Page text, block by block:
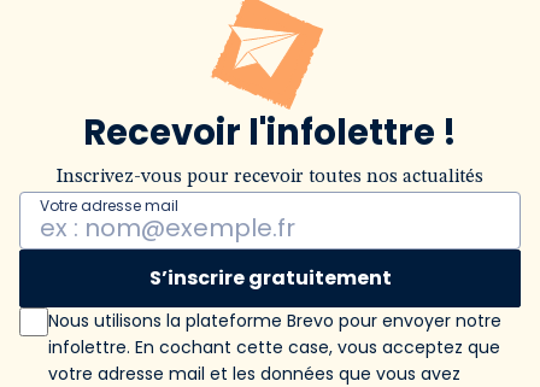
Recevoir l'infolettre !
Inscrivez-vous pour recevoir toutes nos actualités
Votre adresse mail
S’inscrire gratuitement
Nous utilisons la plateforme Brevo pour envoyer notre
infolettre. En cochant cette case, vous acceptez que
votre adresse mail et les données que vous avez